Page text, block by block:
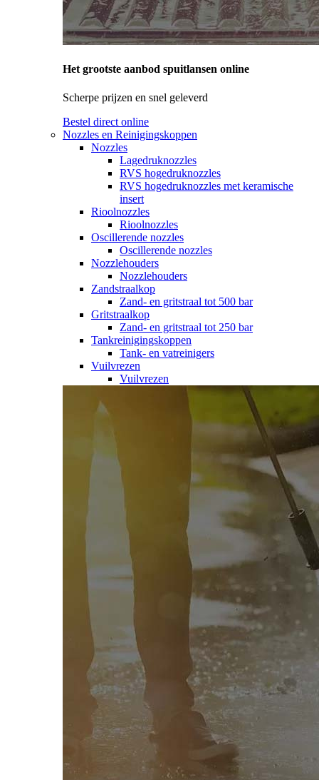
Het grootste aanbod spuitlansen online
Scherpe prijzen en snel geleverd
Bestel direct online
Nozzles en Reinigingskoppen
Nozzles
Lagedruknozzles
RVS hogedruknozzles
RVS hogedruknozzles met keramische
insert
Rioolnozzles
Rioolnozzles
Oscillerende nozzles
Oscillerende nozzles
Nozzlehouders
Nozzlehouders
Zandstraalkop
Zand- en gritstraal tot 500 bar
Gritstraalkop
Zand- en gritstraal tot 250 bar
Tankreinigingskoppen
Tank- en vatreinigers
Vuilvrezen
Vuilvrezen